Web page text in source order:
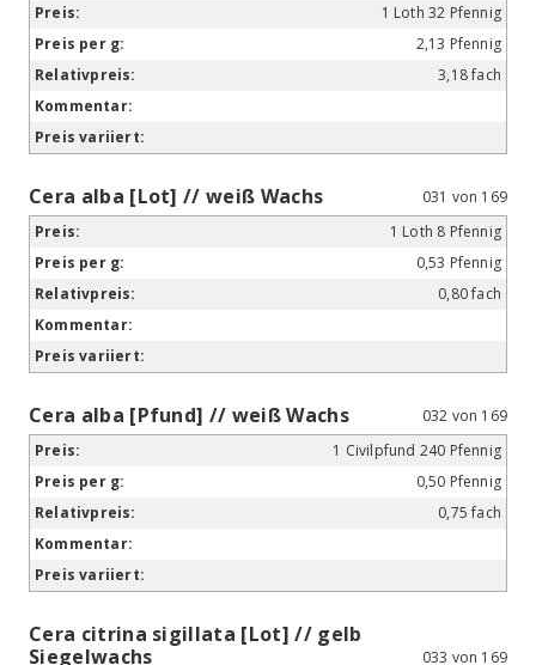
1 Loth 32 Pfennig
2,13 Pfennig
3,18 fach
Cera alba [Lot] // weiß Wachs
031 von 169
1 Loth 8 Pfennig
0,53 Pfennig
0,80 fach
Cera alba [Pfund] // weiß Wachs
032 von 169
1 Civilpfund 240 Pfennig
0,50 Pfennig
0,75 fach
Cera citrina sigillata [Lot] // gelb
Siegelwachs
033 von 169